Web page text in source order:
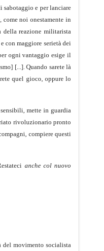
e per lanciare
noi onestamente in
della reazione militarista
con maggiore serietà dei
ogni vantaggio esige il
[...]. Quando sarete là
quel gioco, oppure lo
mette in guardia
rivoluzionario pronto
compiere questi
anche col nuovo
del movimento socialista